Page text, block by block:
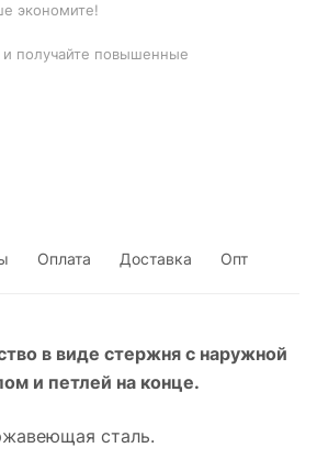
экономите!
и получайте повышенные
Оплата Доставка Опт
в виде стержня с наружной
и петлей на конце.
сталь.